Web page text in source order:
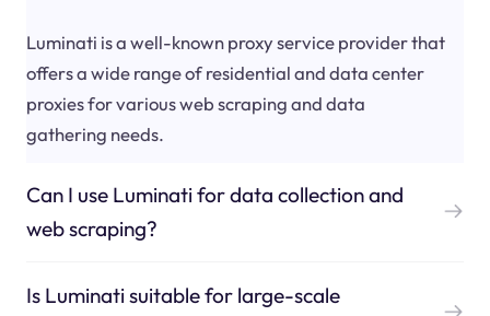
Luminati is a well-known proxy service provider that
offers a wide range of residential and data center
proxies for various web scraping and data
gathering needs.
Can I use Luminati for data collection and
web scraping?
Is Luminati suitable for large-scale